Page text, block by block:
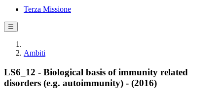
Terza Missione
☰
Ambiti
LS6_12 - Biological basis of immunity related
disorders (e.g. autoimmunity) - (2016)